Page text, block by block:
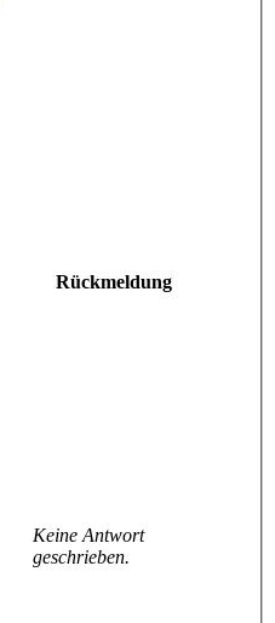
Rückmeldung
Keine Antwort
geschrieben.